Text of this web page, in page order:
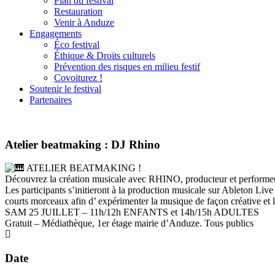
Restauration
Venir à Anduze
Engagements
Éco festival
Éthique & Droits culturels
Prévention des risques en milieu festif
Covoiturez !
Soutenir le festival
Partenaires
Atelier beatmaking : DJ Rhino
ATELIER BEATMAKING !
Découvrez la création musicale avec RHINO, producteur et
Les participants s’initieront à la production musicale sur Ableton
courts morceaux afin d’ expérimenter la musique de façon créative et
SAM 25 JUILLET – 11h/12h ENFANTS et 14h/15h ADULTES
Gratuit – Médiathèque, 1er étage mairie d’Anduze. Tous publics
Date